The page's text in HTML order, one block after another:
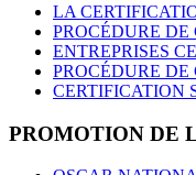
LA
PROCÉDURE DE
ENTREPRISES
PROCÉDURE DE
CERTIFICATION
PROMOTION DE